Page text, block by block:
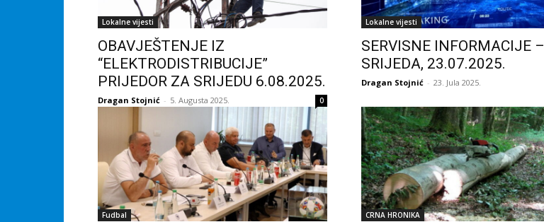
Lokalne vijesti
OBAVJEŠTENJE IZ
“ELEKTRODISTRIBUCIJE”
PRIJEDOR ZA SRIJEDU 6.08.2025.
Dragan Stojnić - 5. Augusta 2025. 0
Lokalne vijesti
SERVISNE INFORMACIJE –
SRIJEDA, 23.07.2025.
Dragan Stojnić - 23. Jula 2025.
Fudbal CRNA HRONIKA